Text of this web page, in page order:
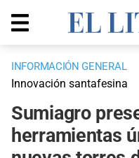
INFORMACIÓN GENERAL
Innovación santafesina
Sumiagro
herramientas